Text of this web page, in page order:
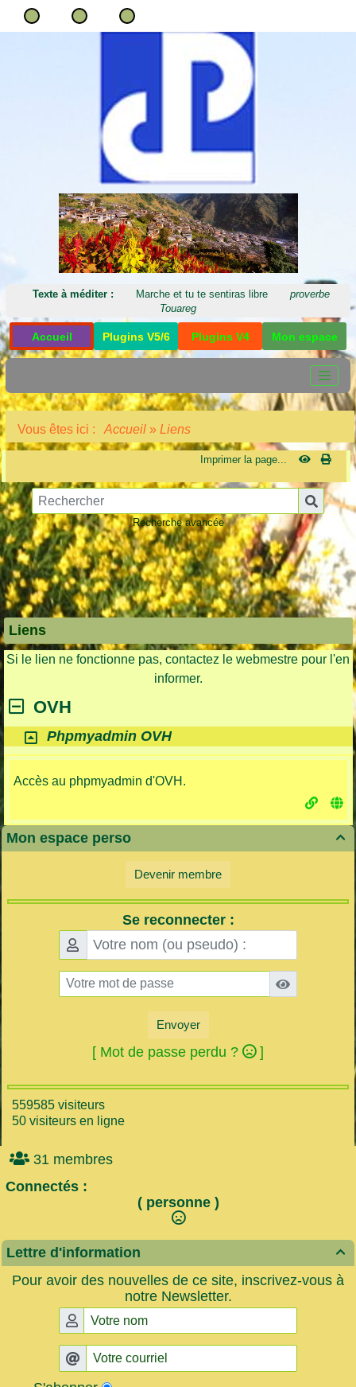
Texte à méditer : Marche et tu te sentiras libre
proverbe
Touareg
Accueil Plugins V5/6 Plugins V4 Mon espace
Vous êtes ici : Accueil » Liens
Imprimer la page...
Recherche avancée
Liens
Si le lien ne fonctionne pas, contactez le webmestre pour l'en
informer.
OVH
Phpmyadmin OVH
Accès au phpmyadmin d'OVH.

Mon espace perso
Devenir membre
Se reconnecter :
Envoyer
[ Mot de passe perdu ? ]
559585 visiteurs
50 visiteurs en ligne
31 membres
Connectés :
( personne )

Lettre d'information
Pour avoir des nouvelles de ce site, inscrivez-vous à
notre Newsletter.